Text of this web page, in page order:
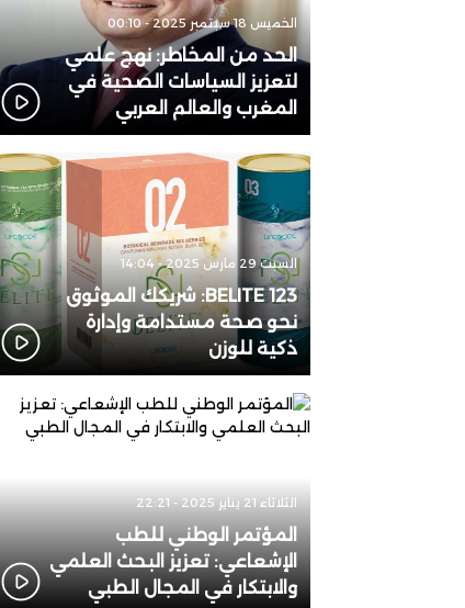
دعمه لإنفانتينو
22:33
موهبة مغربية تُؤجل الاختيار بين “الأسود”
و”المانشافت”
21:06
ماذا قال بنعطية عن إمكانيات الصيباري مع
بايرن ميونخ؟
20:15
برشلونة يُلغي رسميا وديته المرتقبة في
طنجة
الخميس 18 سبتمبر 2025 - 00:10
الحد من المخاطر: نهج علمي
لتعزيز السياسات الصحية في
المغرب والعالم العربي
السبت 29 مارس 2025 - 14:04
BELITE 123: شريكك الموثوق
نحو صحة مستدامة وإدارة
ذكية للوزن
الثلاثاء 21 يناير 2025 - 22:21
المؤتمر الوطني للطب
الإشعاعي: تعزيز البحث العلمي
والابتكار في المجال الطبي